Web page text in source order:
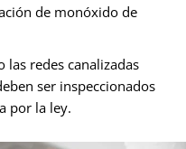
de monóxido de
las redes canalizadas
ser inspeccionados
por la ley.